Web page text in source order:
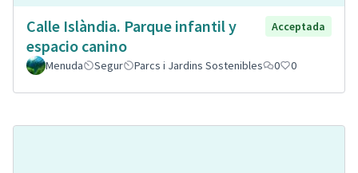
Calle Islàndia. Parque infantil y
espacio canino
Acceptada
Menuda Segur Parcs i Jardins Sostenibles 0 0